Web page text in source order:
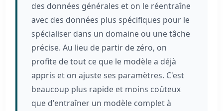
des données générales et on le réentraîne
avec des données plus spécifiques pour le
spécialiser dans un domaine ou une tâche
précise. Au lieu de partir de zéro, on
profite de tout ce que le modèle a déjà
appris et on ajuste ses paramètres. C'est
beaucoup plus rapide et moins coûteux
que d'entraîner un modèle complet à